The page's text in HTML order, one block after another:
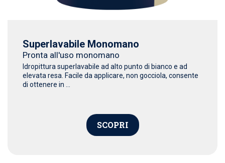
Superlavabile Monomano
Pronta all'uso monomano
Idropittura superlavabile ad alto punto di bianco e ad
elevata resa. Facile da applicare, non gocciola, consente
di ottenere in ...
SCOPRI